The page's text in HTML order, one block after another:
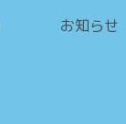
お知らせ